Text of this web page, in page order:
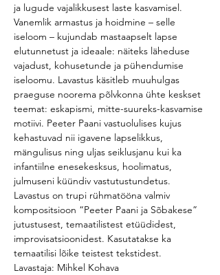
ja lugude vajalikkusest laste kasvamisel.
Vanemlik armastus ja hoidmine – selle
iseloom – kujundab mastaapselt lapse
elutunnetust ja ideaale: näiteks läheduse
vajadust, kohusetunde ja pühendumise
iseloomu. Lavastus käsitleb muuhulgas
praeguse noorema põlvkonna ühte keskset
teemat: eskapismi, mitte-suureks-kasvamise
motiivi. Peeter Paani vastuolulises kujus
kehastuvad nii igavene lapselikkus,
mängulisus ning uljas seiklusjanu kui ka
infantiilne enesekesksus, hoolimatus,
julmuseni küündiv vastutustundetus.
Lavastus on trupi rühmatööna valmiv
kompositsioon “Peeter Paani ja Sõbakese”
jutustusest, temaatilistest etüüdidest,
improvisatsioonidest. Kasutatakse ka
temaatilisi lõike teistest tekstidest.
Lavastaja: Mihkel Kohava